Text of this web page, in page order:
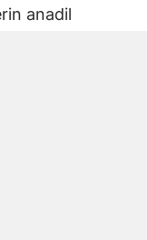
anadil